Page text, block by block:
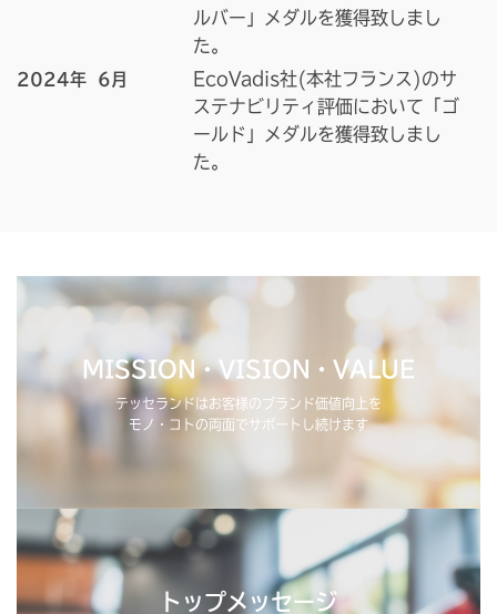
ルバー」メダルを獲得致しまし
た。
2024年 6月
EcoVadis社(本社フランス)のサ
ステナビリティ評価において「ゴ
ールド」メダルを獲得致しまし
た。
MISSION・VISION・VALUE
テッセランドはお客様のブランド価値向上を
モノ・コトの両面でサポートし続けます
トップメッセージ